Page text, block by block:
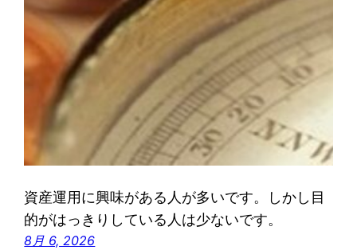
資産運用に興味がある人が多いです。しかし目
的がはっきりしている人は少ないです。
8月 6, 2026